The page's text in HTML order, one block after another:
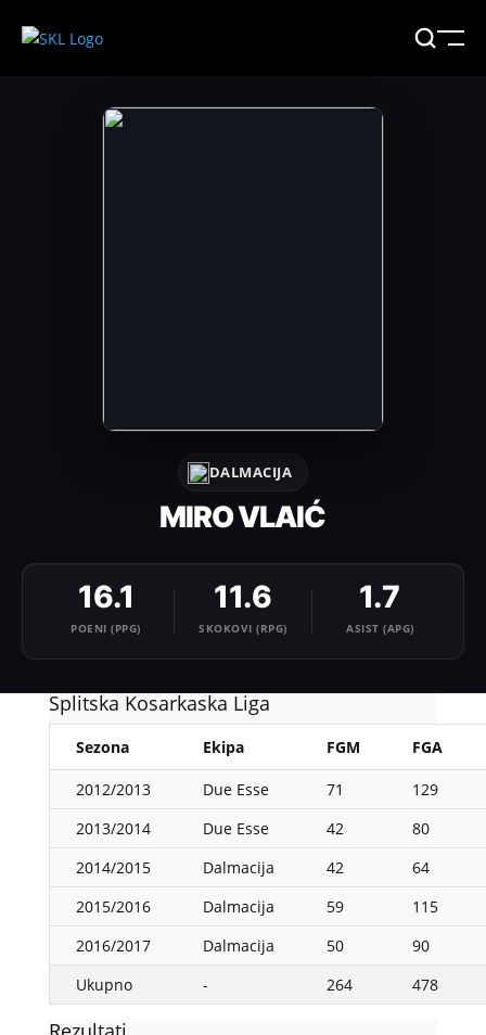
DALMACIJA
MIRO VLAIĆ
16.1
POENI (PPG)
11.6
SKOKOVI (RPG)
1.7
ASIST (APG)
Splitska Kosarkaska Liga
Sezona Ekipa FGM FGA
2012/2013 Due Esse 71
129
2013/2014
Due Esse 42
80
2014/2015
Dalmacija 42
64
2015/2016
Dalmacija 59
115
2016/2017
Dalmacija 50
90
Ukupno
- 264 478